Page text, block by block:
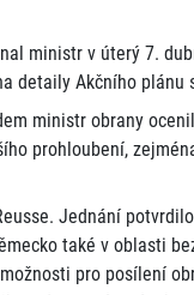
ministr v úterý 7.
detaily Akčního plánu
ministr obrany
prohloubení,
Jednání
také v oblasti
pro posílení